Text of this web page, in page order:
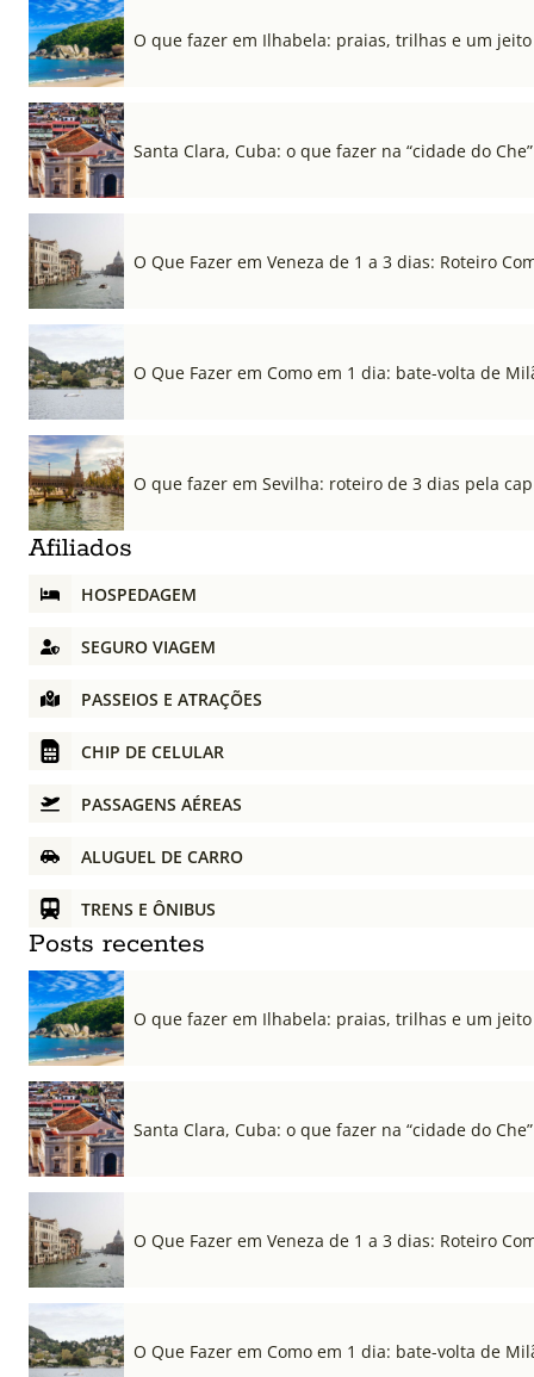
O que fazer em Ilhabela: praias, trilhas e um
Santa Clara, Cuba: o que fazer na “cidade do Che”
O Que Fazer em Veneza de 1 a 3 dias: Roteiro
O Que Fazer em Como em 1 dia: bate-volta de
O que fazer em Sevilha: roteiro de 3 dias pela
Afiliados
HOSPEDAGEM
SEGURO VIAGEM
PASSEIOS E ATRAÇÕES
CHIP DE CELULAR
PASSAGENS AÉREAS
ALUGUEL DE CARRO
TRENS E ÔNIBUS
Posts recentes
O que fazer em Ilhabela: praias, trilhas e um
Santa Clara, Cuba: o que fazer na “cidade do Che”
O Que Fazer em Veneza de 1 a 3 dias: Roteiro
O Que Fazer em Como em 1 dia: bate-volta de